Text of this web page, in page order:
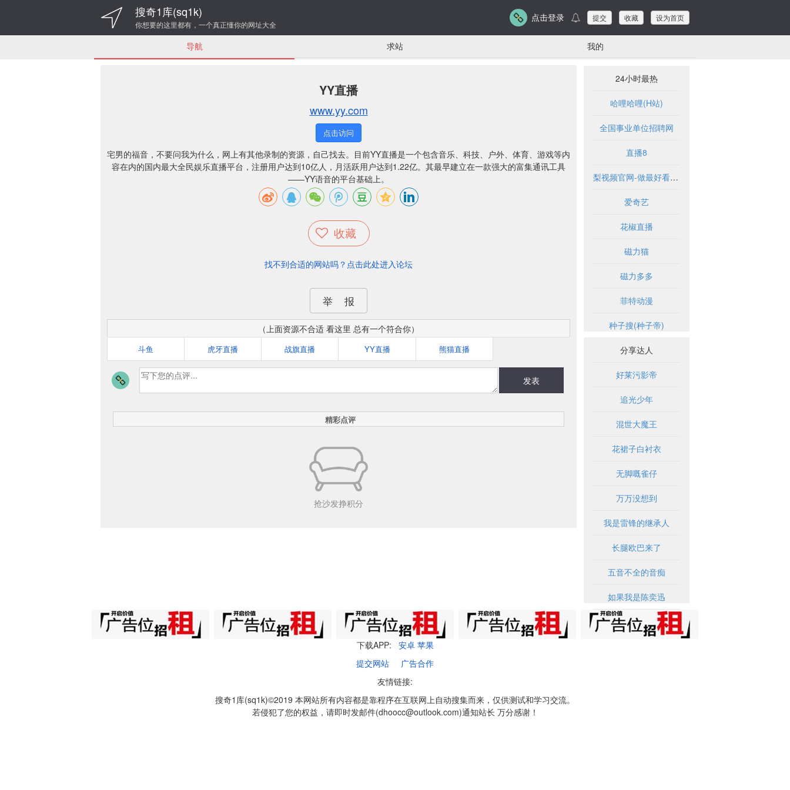
搜奇1库(sq1k)
你想要的这里都有，一个真正懂你的网址大全
点击登录 提交 收藏 设为首页
导航 求站 我的
YY直播
www.yy.com
点击访问
宅男的福音，不要问我为什么，网上有其他录制的资源，自己找去。目前YY直播是一个包含音乐、科技、户外、体育、游戏等内
容在内的国内最大全民娱乐直播平台，注册用户达到10亿人，月活跃用户达到1.22亿。其最早建立在一款强大的富集通讯工具
——YY语音的平台基础上。
收藏
找不到合适的网站吗？点击此处进入论坛
举 报
（上面资源不合适 看这里 总有一个符合你）
斗鱼 虎牙直播 战旗直播 YY直播 熊猫直播
发表
精彩点评
抢沙发挣积分
24小时最热
哈哩哈哩(H站)
全国事业单位招聘网
直播8
梨视频官网-做最好看的资讯短视频-Pear Video
爱奇艺
花椒直播
磁力猫
磁力多多
菲特动漫
种子搜(种子帝)
分享达人
好莱污影帝
追光少年
混世大魔王
花裙子白衬衣
无脚嘅雀仔
万万没想到
我是雷锋的继承人
长腿欧巴来了
五音不全的音痴
如果我是陈奕迅
下载APP: 安卓 苹果
提交网站
广告合作
友情链接:
搜奇1库(sq1k)©2019 本网站所有内容都是靠程序在互联网上自动搜集而来，仅供测试和学习交流。
若侵犯了您的权益，请即时发邮件(dhoocc@outlook.com)通知站长 万分感谢！